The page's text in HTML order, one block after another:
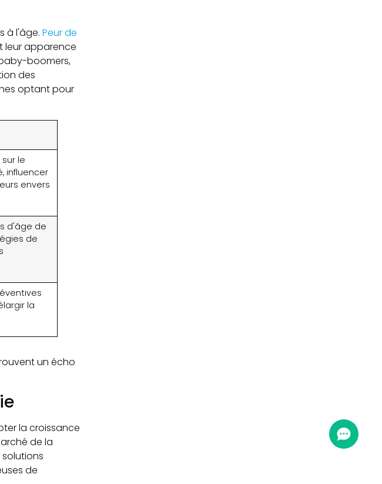
à l'âge. Peur de
leur apparence
boomers,
des
optant pour
le
influencer
envers
d'âge de
de
la
un écho
la croissance
de la
de